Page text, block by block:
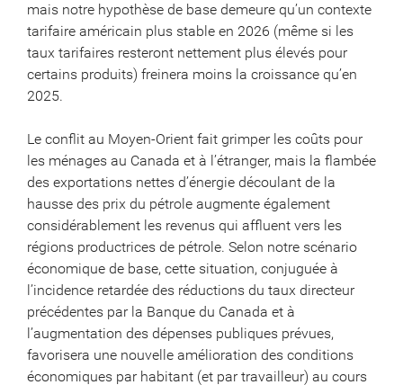
mais notre hypothèse de base demeure qu’un contexte
tarifaire américain plus stable en 2026 (même si les
taux tarifaires resteront nettement plus élevés pour
certains produits) freinera moins la croissance qu’en
2025.
Le conflit au Moyen-Orient fait grimper les coûts pour
les ménages au Canada et à l’étranger, mais la flambée
des exportations nettes d’énergie découlant de la
hausse des prix du pétrole augmente également
considérablement les revenus qui affluent vers les
régions productrices de pétrole. Selon notre scénario
économique de base, cette situation, conjuguée à
l’incidence retardée des réductions du taux directeur
précédentes par la Banque du Canada et à
l’augmentation des dépenses publiques prévues,
favorisera une nouvelle amélioration des conditions
économiques par habitant (et par travailleur) au cours